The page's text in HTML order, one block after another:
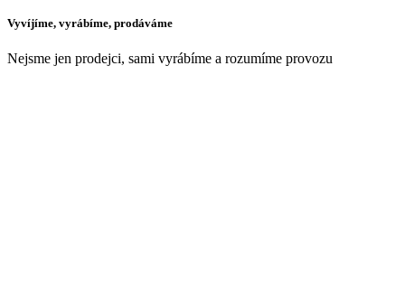
Vyvíjíme, vyrábíme, prodáváme
Nejsme jen prodejci, sami vyrábíme a rozumíme provozu